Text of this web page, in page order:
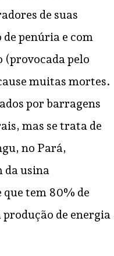
de suas
penúria e com
(provocada pelo
muitas mortes.
por barragens
mas se trata de
no Pará,
da usina
tem 80% de
produção de energia